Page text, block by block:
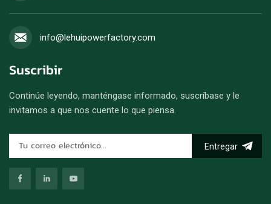
info@lehuipowerfactory.com
Suscribir
Continúe leyendo, manténgase informado, suscríbase y le
invitamos a que nos cuente lo que piensa.
Entregar